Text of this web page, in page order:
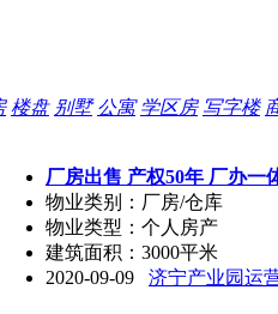
楼盘 别墅 公寓 学区房 写字楼
厂房出售 产权50年 厂办一
物业类别：厂房/仓库
物业类型：个人房产
建筑面积：3000平米
2020-09-09
济宁产业园运